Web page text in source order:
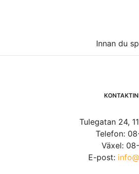
Innan du
Tulegatan 24,
Telefon:
Växel:
E-post: